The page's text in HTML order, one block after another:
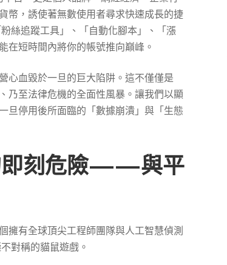
幣，誘使著無數使用者尋求快速成長的捷
絲追蹤工具」、「自動化腳本」、「漲
在短時間內將你的帳號推向巔峰。
心血毀於一旦的巨大陷阱。這不僅僅是
乃至法律危機的全面性風暴。讓我們以顯
旦停用後所面臨的「數據崩潰」與「生態
即刻危險——與平
擁有全球頂尖工程師團隊與人工智慧偵測
對稱的貓鼠遊戲。